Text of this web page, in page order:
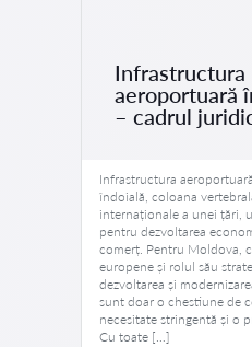
Infrastructura
aeroportuară
– cadrul
Infrastructura
îndoială, coloana
internaționale a unei țări,
pentru dezvoltarea
comerț. Pentru Moldova,
europene și rolul său
dezvoltarea și
sunt doar o chestiune de
necesitate stringentă și o
Cu toate […]